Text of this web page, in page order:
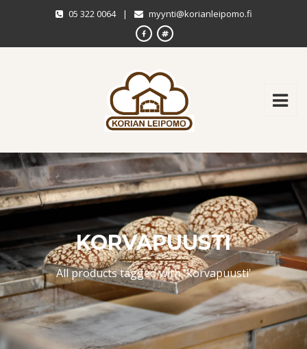
05 322 0064 | myynti@korianleipomo.fi
KORVAPUUSTI
All products tagged with 'korvapuusti'